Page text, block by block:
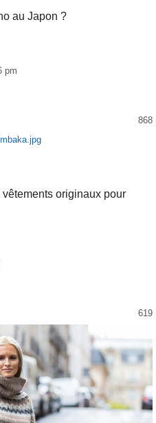
au Japon ?
pm
868
originaux pour
619